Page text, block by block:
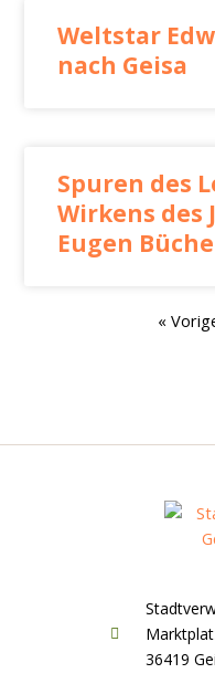
Weltstar
nach Geisa
Spuren des
Wirkens des
Eugen
«
36419